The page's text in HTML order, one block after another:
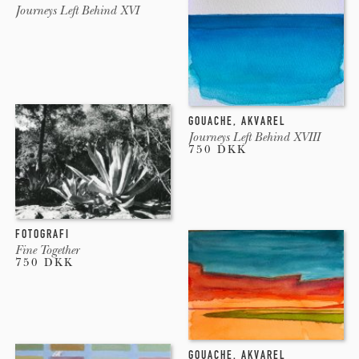
2009 - Stripart, Mostra d´Art Jove. Barcelona, Spain
Priser
2011 - Premi de Pintura Torres García - Ciutat de Mataró,
Barcelona, Spain. 1.Præmie.
2009 - Premi Internacional de Pintura Miquel Viladrich,
Lleida, Spain. 2.Præmie.
Samlinger
Journeys Left Behind XVI
GOUACHE, AKVAREL
Journeys Left Behind XVIII
750 DKK
FOTOGRAFI
Fine Together
750 DKK
GOUACHE, AKVAREL